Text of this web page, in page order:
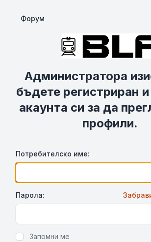
Форум
Администратора
бъдете регистриран
акаунта си за да
профили.
Потребителско име:
Парола:
Запомни ме